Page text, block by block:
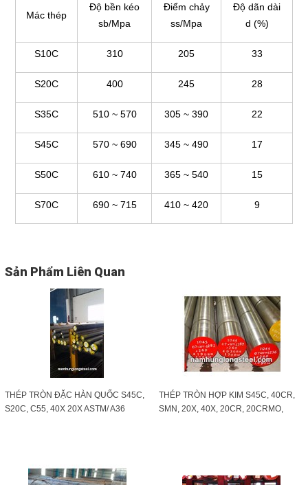
Mác thép
Độ bền kéo
sb/Mpa
Điểm chảy
ss/Mpa
Độ dãn dài
d (%)
S10C 310 205 33
S20C 400 245 28
S35C 510 ~ 570 305 ~ 390 22
S45C 570 ~ 690 345 ~ 490 17
S50C 610 ~ 740 365 ~ 540 15
S70C 690 ~ 715 410 ~ 420 9
Sản Phẩm Liên Quan
THÉP TRÒN ĐẶC HÀN QUỐC S45C,
S20C, C55, 40X 20X ASTM/ A36
THÉP TRÒN HỢP KIM S45C, 40CR,
SMN, 20X, 40X, 20CR, 20CRMO,